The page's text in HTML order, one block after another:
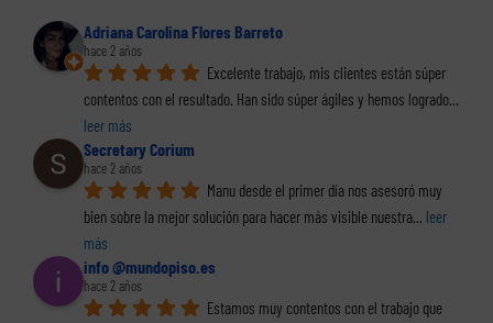
Adriana Carolina Flores Barreto
hace 2 años
Excelente trabajo, mis clientes están súper
contentos con el resultado. Han sido súper ágiles y hemos logrado
leer más
Secretary Corium
hace 2 años
Manu desde el primer día nos asesoró muy
bien sobre la mejor solución para hacer más visible nuestra... leer
más
info @mundopiso.es
hace 2 años
Estamos muy contentos con el trabajo que